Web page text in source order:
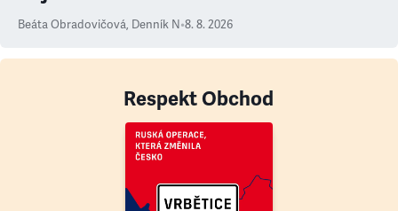
Beáta Obradovičová, Denník N•8. 8. 2026
Respekt Obchod